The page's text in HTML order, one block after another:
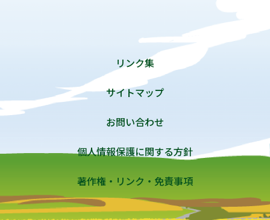
リンク集
サイトマップ
お問い合わせ
個人情報保護に関する方針
著作権・リンク・免責事項